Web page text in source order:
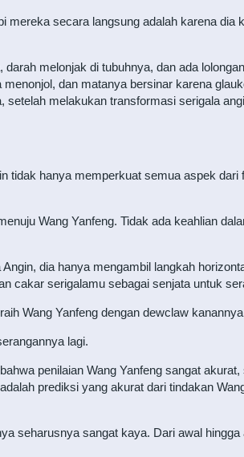
mereka secara langsung adalah karena
melonjak di tubuhnya, dan ada
dan matanya bersinar karena
melakukan transformasi serigala
tidak hanya memperkuat semua aspek
Wang Yanfeng. Tidak ada keahlian
dia hanya mengambil langkah
cakar serigalamu sebagai senjata untuk
Wang Yanfeng dengan dewclaw
lagi.
penilaian Wang Yanfeng sangat
prediksi yang akurat dari tindakan
seharusnya sangat kaya. Dari awal